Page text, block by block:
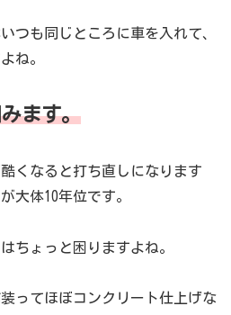
つも同じところに車を入れて、
ね。
みます。
くなると打ち直しになります
大体10年位です。
ちょっと困りますよね。
ってほぼコンクリート仕上げな